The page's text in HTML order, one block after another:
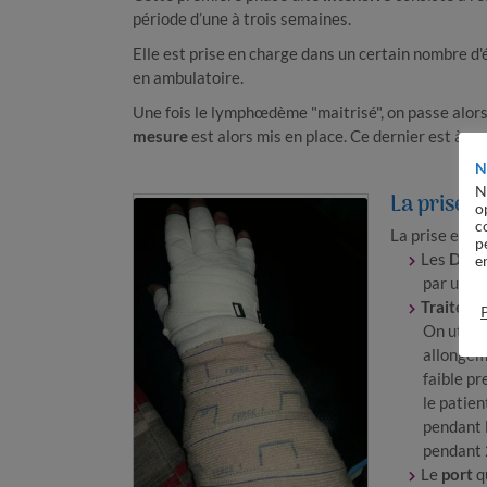
période d’une à trois semaines.
Elle est prise en charge dans un certain nombre
en ambulatoire.
Une fois le lymphœdème "maitrisé", on passe
mesureest alors mis en place. Ce dernier est à
La prise
La prise en
Les
par un
On
faible
le
pendant
pendant
Le port